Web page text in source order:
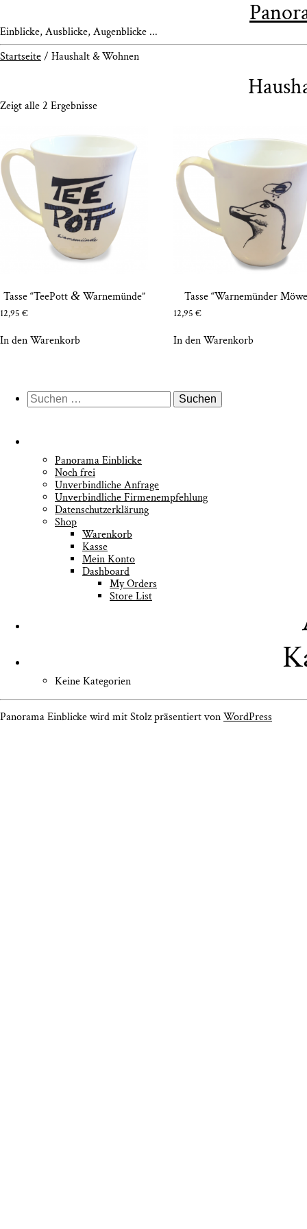
Einblicke, Ausblicke, Augenblicke ...
Startseite/ Haushalt & Wohnen
Zeigt alle 2 Ergebnisse
Tas­se “Tee­Pott &Warnemünde”
12,95 €
In den Warenkorb
Tas­se “War­ne­mün­der
12,95€
In den Warenkorb
Suche
nach:
Pan­ora­ma Einblicke
Noch frei
Unver­bind­li­che Anfrage
Unver­bind­li­che Firmenempfehlung
Daten­schutz­er­klä­rung
Shop
Waren­korb
Kas­se
Mein Kon­to
Dash­board
My Orders
Store List
Keine Kategorien
Panorama Einblicke wird mit Stolz präsentiert vonWordPress